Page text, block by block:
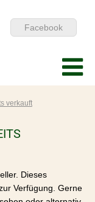
Facebook
verkauft
Dieses
Verfügung. Gerne